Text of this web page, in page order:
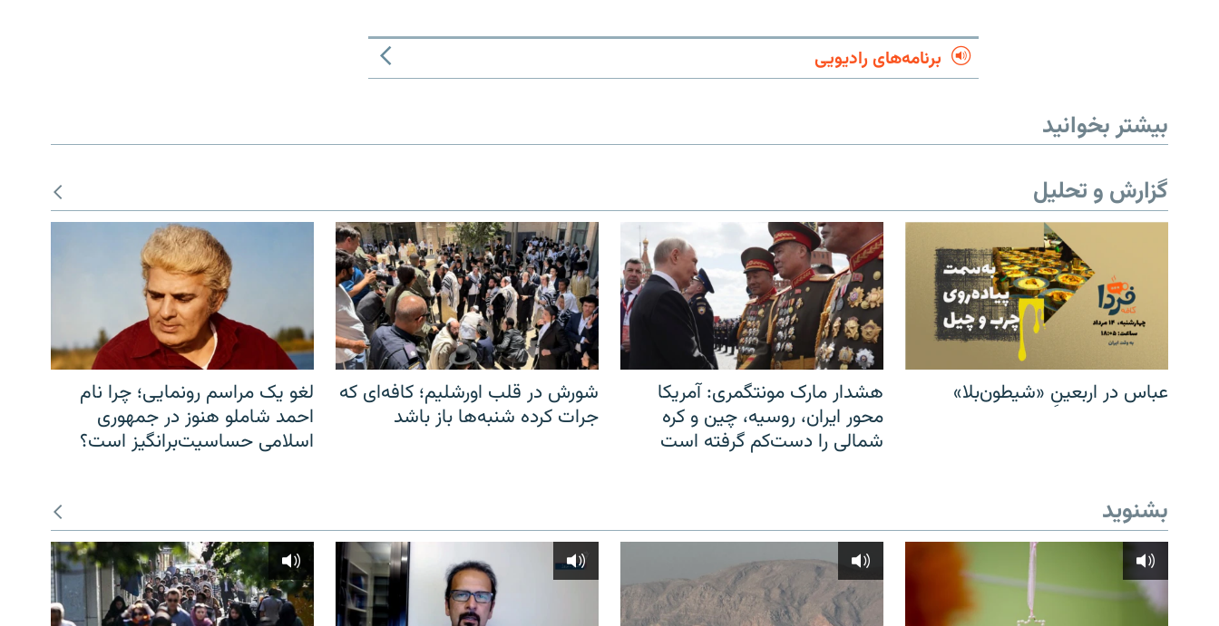
برنامه‌های رادیویی
بیشتر بخوانید
گزارش و تحلیل
عباس در اربعینِ «شیطون‌بلا»
هشدار مارک مونتگمری: آمریکا
محور ایران، روسیه، چین و کره
شمالی را دست‌کم گرفته است
شورش در قلب اورشلیم؛ کافه‌ای که
جرات کرده شنبه‌ها باز باشد
لغو یک مراسم رونمایی؛ چرا نام
احمد شاملو هنوز در جمهوری
اسلامی حساسیت‌برانگیز است؟
بشنوید